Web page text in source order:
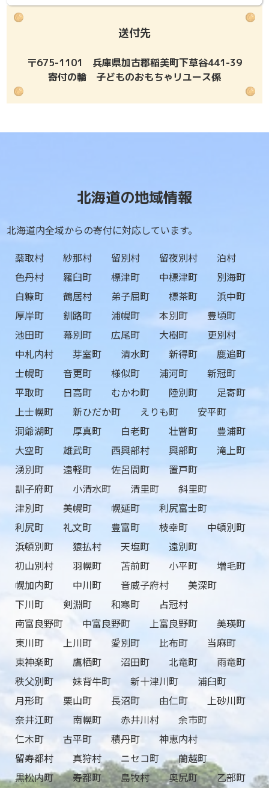
送付先
〒675-1101 兵庫県加古郡稲美町下草谷441-39
寄付の輪 子どものおもちゃリユース係
北海道の地域情報
北海道内全域からの寄付に対応しています。
蘂取村
紗那村 留別村 留夜別村
泊村
色丹村
羅臼町 標津町 中標津町
別海町
白糠町
鶴居村 弟子屈町 標茶町
浜中町
厚岸町
釧路町 浦幌町 本別町
豊頃町
池田町
幕別町 広尾町 大樹町
更別村
中札内村
芽室町 清水町 新得町
鹿追町
士幌町
音更町 様似町 浦河町
新冠町
平取町
日高町 むかわ町 陸別町
足寄町
上士幌町
新ひだか町 えりも町
安平町
洞爺湖町
厚真町 白老町 壮瞥町
豊浦町
大空町
雄武町 西興部村 興部町
滝上町
湧別町
遠軽町 佐呂間町
置戸町
訓子府町
小清水町 清里町
斜里町
津別町
美幌町 幌延町
利尻富士町
利尻町
礼文町 豊富町 枝幸町
中頓別町
浜頓別町
猿払村 天塩町
遠別町
初山別村
羽幌町 苫前町 小平町
増毛町
幌加内町
中川町 音威子府村
美深町
下川町
剣淵町 和寒町
占冠村
南富良野町
中富良野町 上富良野町
美瑛町
東川町
上川町 愛別町 比布町
当麻町
東神楽町
鷹栖町 沼田町 北竜町
雨竜町
秩父別町
妹背牛町 新十津川町
浦臼町
月形町
栗山町 長沼町 由仁町
上砂川町
奈井江町
南幌町 赤井川村
余市町
仁木町
古平町 積丹町
神恵内村
留寿都村
真狩村 ニセコ町
蘭越町
黒松内町
寿都町 島牧村 奥尻町
乙部町